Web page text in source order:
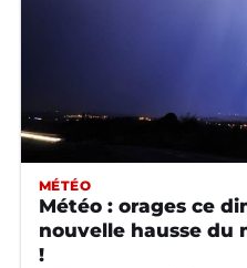
MÉTÉO
Météo : orages ce
nouvelle hausse du
!